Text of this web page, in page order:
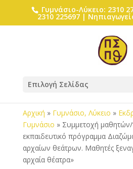
Γυμνάσιο-Λύκειο: 2310
2310 225697 |
Επιλογή Σελίδας
Αρχική » Γυμνάσιο, Λύκειο »
Γυμνάσιο » Συμμετοχή
εκπαιδευτικό πρόγραμμα
αρχαίων θεάτρων. Μαθητές
αρχαία θέατρα»